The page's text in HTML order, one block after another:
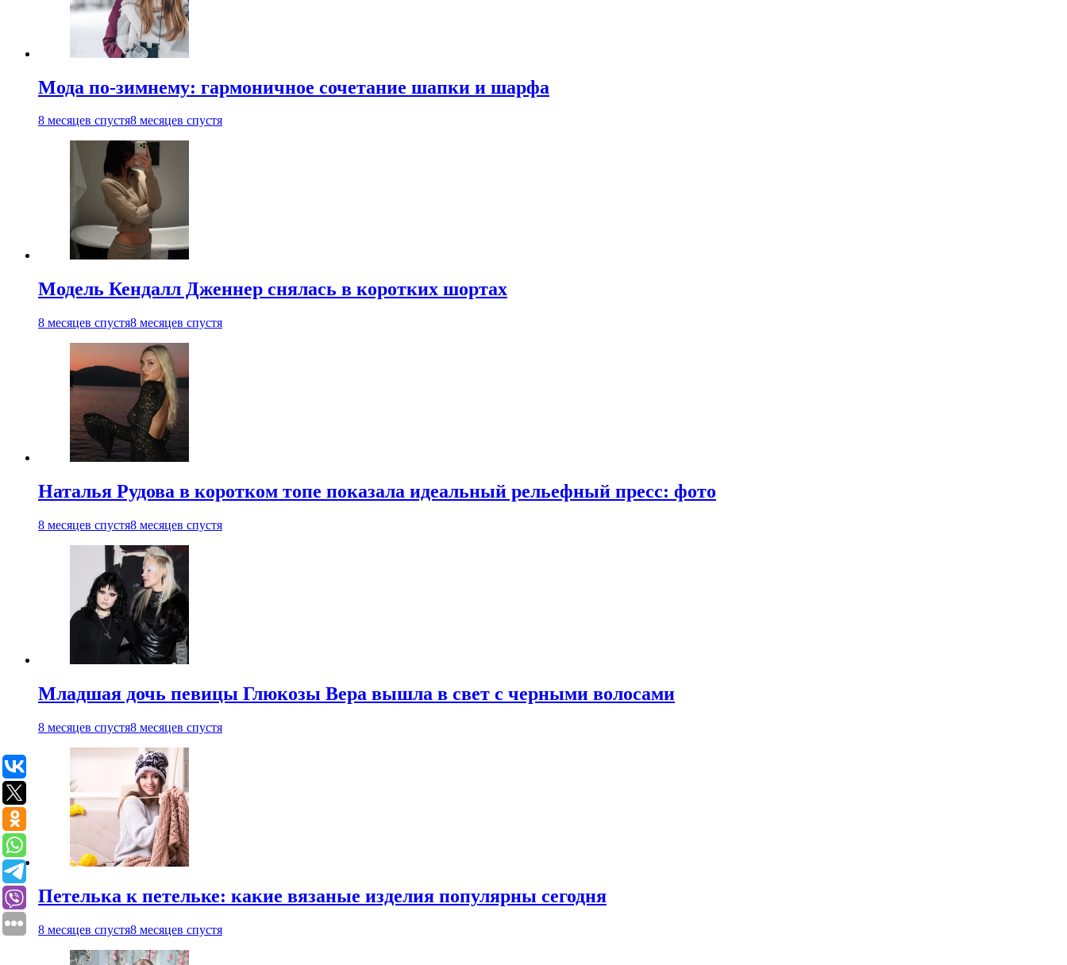
Мода по-зимнему: гармоничное сочетание шапки и шарфа
8 месяцев спустя8 месяцев спустя
Модель Кендалл Дженнер снялась в коротких шортах
8 месяцев спустя8 месяцев спустя
Наталья Рудова в коротком топе показала идеальный рельефный пресс: фото
8 месяцев спустя8 месяцев спустя
Младшая дочь певицы Глюкозы Вера вышла в свет с черными волосами
8 месяцев спустя8 месяцев спустя
Петелька к петельке: какие вязаные изделия популярны сегодня
8 месяцев спустя8 месяцев спустя